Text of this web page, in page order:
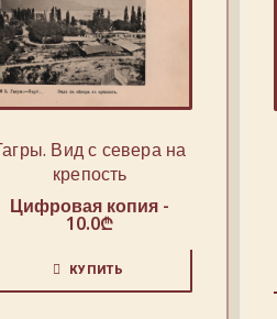
Вид с севера на
крепость
Цифровая копия -
10.0₾
КУПИТЬ